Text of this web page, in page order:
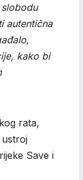
autentična
kako bi
rata,
Save i